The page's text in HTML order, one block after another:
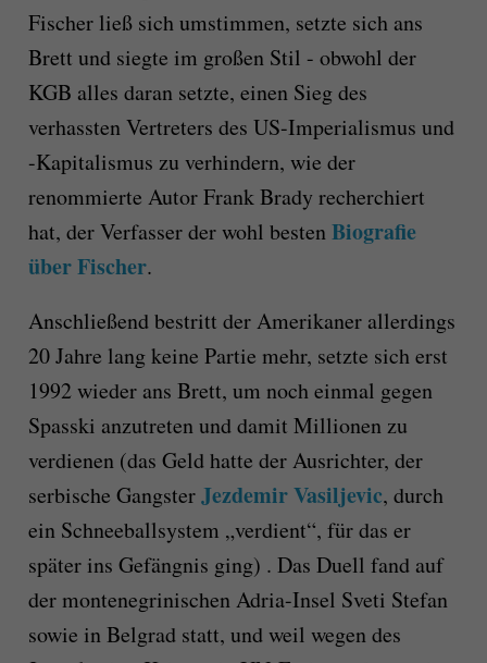
Fischer ließ sich umstimmen, setzte sich ans
Brett und siegte im großen Stil - obwohl der
KGB alles daran setzte, einen Sieg des
verhassten Vertreters des US-Imperialismus und
-Kapitalismus zu verhindern, wie der
renommierte Autor Frank Brady recherchiert
hat, der Verfasser der wohl bestenBiografie
über Fischer.
Anschließend bestritt der Amerikaner allerdings
20 Jahre lang keine Partie mehr, setzte sich erst
1992 wieder ans Brett, um noch einmal gegen
Spasski anzutreten und damit Millionen zu
verdienen (das Geld hatte der Ausrichter, der
serbische GangsterJezdemir Vasiljevic, durch
ein Schneeballsystem „verdient“, für das er
später ins Gefängnis ging) . Das Duell fand auf
der montenegrinischen Adria-Insel Sveti Stefan
sowie in Belgrad statt, und weil wegen des